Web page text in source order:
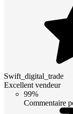
Swift_digital_trade
Excellent vendeur
99%
Commentaire